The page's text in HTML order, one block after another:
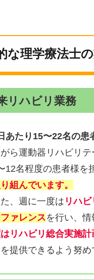
な理学療法士
リハビリ業務
あたり15〜22名の患
ら運動器リハビリ
12名程度の患者様を
組んでいます。
た、週に一度は リハ
ァレンスを行い、
リハビリ総合実施
提供できるよう努め